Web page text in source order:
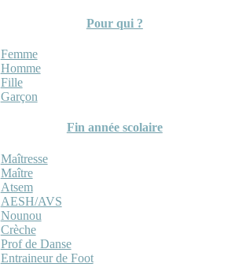
Pour qui ?
Femme
Homme
Fille
Garçon
Fin année scolaire
Maîtresse
Maître
Atsem
AESH/AVS
Nounou
Crèche
Prof de Danse
Entraineur de Foot